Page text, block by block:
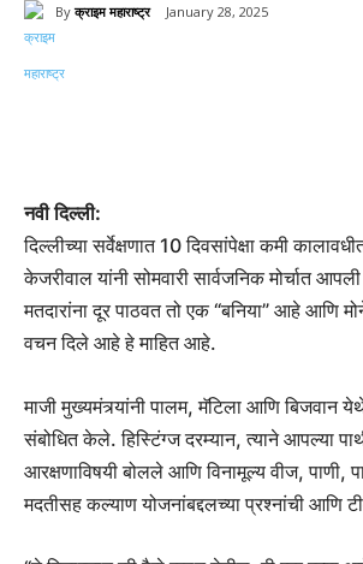
By क्राइम महाराष्ट्र January 28, 2025
नवी दिल्ली:
दिल्लीच्या सर्वेक्षणात 10 दिवसांपेक्षा कमी
केजरीवाल यांनी सोमवारी सार्वजनिक मोर्चात
मतदारांना दूर पाठवत तो एक “बनिया” आहे आणि
वचन दिले आहे हे माहित आहे.
माजी मुख्यमंत्र्यांनी पालम, मॅटिला आणि बिजवान
संबोधित केले. हिस्टिंग्ज दरम्यान, त्याने आपल्या
आरक्षणाविषयी बोलले आणि विनामूल्य वीज, पाणी,
मदतीसह कल्याण योजनांबद्दलच्या प्रश्नांची आणि